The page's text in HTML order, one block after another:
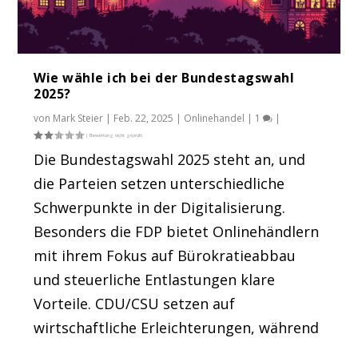
Wie wähle ich bei der Bundestagswahl
2025?
von Mark Steier | Feb. 22, 2025 | Onlinehandel | 1 |
Die Bundestagswahl 2025 steht an, und
die Parteien setzen unterschiedliche
Schwerpunkte in der Digitalisierung.
Besonders die FDP bietet Onlinehändlern
mit ihrem Fokus auf Bürokratieabbau
und steuerliche Entlastungen klare
Vorteile. CDU/CSU setzen auf
wirtschaftliche Erleichterungen, während